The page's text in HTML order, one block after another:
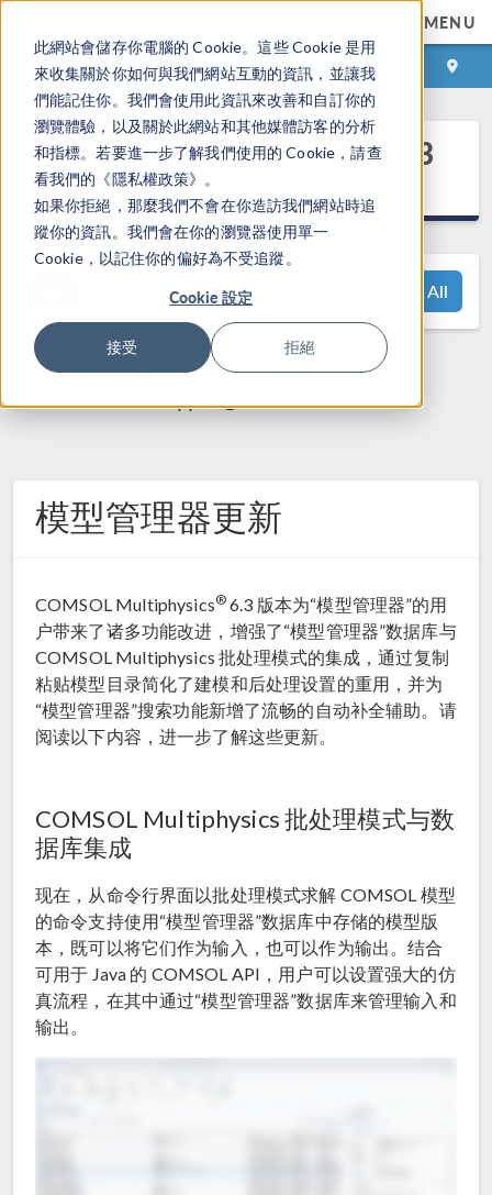
此網站會儲存你電腦的 Cookie。這些 Cookie 是用
來收集關於你如何與我們網站互動的資訊，並讓我
們能記住你。我們會使用此資訊來改善和自訂你的
瀏覽體驗，以及關於此網站和其他媒體訪客的分析
和指標。若要進一步了解我們使用的 Cookie，請查
看我們的《隱私權政策》。
如果你拒絕，那麼我們不會在你造訪我們網站時追
蹤你的資訊。我們會在你的瀏覽器使用單一
Cookie，以記住你的偏好為不受追蹤。
Cookie 設定
接受 拒絕
MENU
登录 咨询与购买
COMSOL Multiphysics® 6.3
发布亮点
View All
如有问题，请与我们联系：
support@comsol.com
模型管理器更新
COMSOL Multiphysics® 6.3 版本为“模型管理器”的用
户带来了诸多功能改进，增强了“模型管理器”数据库与
COMSOL Multiphysics 批处理模式的集成，通过复制
粘贴模型目录简化了建模和后处理设置的重用，并为
“模型管理器”搜索功能新增了流畅的自动补全辅助。请
阅读以下内容，进一步了解这些更新。
COMSOL Multiphysics 批处理模式与数
据库集成
现在，从命令行界面以批处理模式求解 COMSOL 模型
的命令支持使用“模型管理器”数据库中存储的模型版
本，既可以将它们作为输入，也可以作为输出。结合
可用于 Java 的 COMSOL API，用户可以设置强大的仿
真流程，在其中通过“模型管理器”数据库来管理输入和
输出。